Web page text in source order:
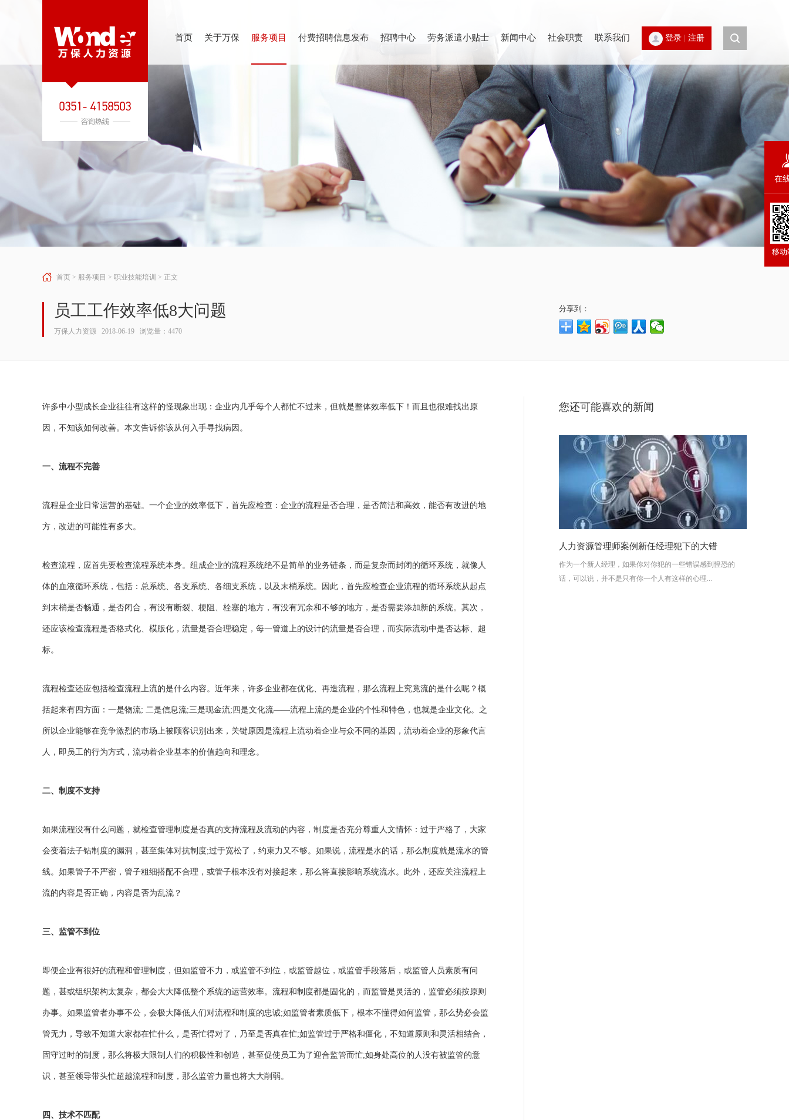
登录 注册
首页 关于万保 服务项目 付费招聘信息发布 招聘中心 劳务派遣小贴士 新闻中心 社会职责 联系我们
首页 > 服务项目 > 职业技能培训 > 正文
员工工作效率低8大问题
万保人力资源 2018-06-19 浏览量：4470
分享到：
许多中小型成长企业往往有这样的怪现象出现：企业内几乎每个人都忙不过来，但就是整体效率低下！而且也很难找出原
因，不知该如何改善。本文告诉你该从何入手寻找病因。
一、流程不完善
流程是企业日常运营的基础。一个企业的效率低下，首先应检查：企业的流程是否合理，是否简洁和高效，能否有改进的地
方，改进的可能性有多大。
检查流程，应首先要检查流程系统本身。组成企业的流程系统绝不是简单的业务链条，而是复杂而封闭的循环系统，就像人
体的血液循环系统，包括：总系统、各支系统、各细支系统，以及末梢系统。因此，首先应检查企业流程的循环系统从起点
到末梢是否畅通，是否闭合，有没有断裂、梗阻、栓塞的地方，有没有冗余和不够的地方，是否需要添加新的系统。其次，
还应该检查流程是否格式化、模版化，流量是否合理稳定，每一管道上的设计的流量是否合理，而实际流动中是否达标、超
标。
流程检查还应包括检查流程上流的是什么内容。近年来，许多企业都在优化、再造流程，那么流程上究竟流的是什么呢？概
括起来有四方面：一是物流; 二是信息流;三是现金流;四是文化流——流程上流的是企业的个性和特色，也就是企业文化。之
所以企业能够在竞争激烈的市场上被顾客识别出来，关键原因是流程上流动着企业与众不同的基因，流动着企业的形象代言
人，即员工的行为方式，流动着企业基本的价值趋向和理念。
二、制度不支持
如果流程没有什么问题，就检查管理制度是否真的支持流程及流动的内容，制度是否充分尊重人文情怀：过于严格了，大家
会变着法子钻制度的漏洞，甚至集体对抗制度;过于宽松了，约束力又不够。如果说，流程是水的话，那么制度就是流水的管
线。如果管子不严密，管子粗细搭配不合理，或管子根本没有对接起来，那么将直接影响系统流水。此外，还应关注流程上
流的内容是否正确，内容是否为乱流？
三、监管不到位
即便企业有很好的流程和管理制度，但如监管不力，或监管不到位，或监管越位，或监管手段落后，或监管人员素质有问
题，甚或组织架构太复杂，都会大大降低整个系统的运营效率。流程和制度都是固化的，而监管是灵活的，监管必须按原则
办事。如果监管者办事不公，会极大降低人们对流程和制度的忠诚;如监管者素质低下，根本不懂得如何监管，那么势必会监
管无力，导致不知道大家都在忙什么，是否忙得对了，乃至是否真在忙;如监管过于严格和僵化，不知道原则和灵活相结合，
固守过时的制度，那么将极大限制人们的积极性和创造，甚至促使员工为了迎合监管而忙;如身处高位的人没有被监管的意
识，甚至领导带头忙超越流程和制度，那么监管力量也将大大削弱。
四、技术不匹配
您还可能喜欢的新闻
人力资源管理师案例新任经理犯下的大错
作为一个新人经理，如果你对你犯的一些错误感到惶恐的
话，可以说，并不是只有你一个人有这样的心理...
在
移动